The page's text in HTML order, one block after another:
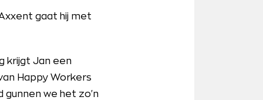
gaat hij met
krijgt Jan een
Happy Workers
gunnen we het zo'n